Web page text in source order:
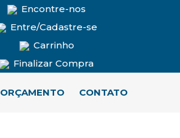
Encontre-nos
Entre/Cadastre-se
Carrinho
Finalizar Compra
ORÇAMENTO CONTATO